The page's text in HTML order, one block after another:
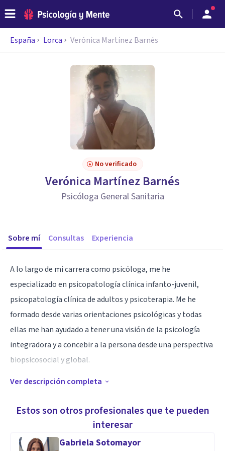
España Lorca Verónica Martínez Barnés
No verificado
Verónica Martínez Barnés
Psicóloga General Sanitaria
Sobre mí Consultas Experiencia
A lo largo de mi carrera como psicóloga, me he
especializado en psicopatología clínica infanto-juvenil,
psicopatología clínica de adultos y psicoterapia. Me he
formado desde varias orientaciones psicológicas y todas
ellas me han ayudado a tener una visión de la psicología
integradora y a concebir a la persona desde una perspectiva
biopsicosocial y global.
Especialidad
ofrecer ayuda psicológica especializada a niños,
vocación; me siento muy afortunada de poder ayudar a
Ver descripción completa
Estos son otros profesionales que te pueden
interesar
Gabriela Sotomayor